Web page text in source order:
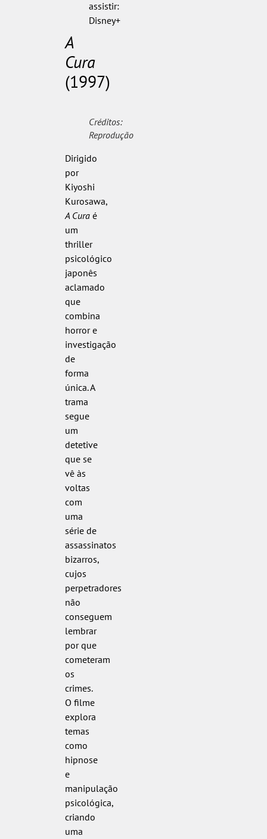
assistir:
Disney+
A
Cura
(1997)
Créditos:
Reprodução
Dirigido
por
Kiyoshi
Kurosawa,
A Curaé
um
thriller
psicológico
japonês
aclamado
que
combina
horror e
investigação
de
forma
única. A
trama
segue
um
detetive
que se
vê às
voltas
com
uma
série de
assassinatos
bizarros,
cujos
perpetradores
não
conseguem
lembrar
por que
cometeram
os
crimes.
O filme
explora
temas
como
hipnose
e
manipulação
psicológica,
criando
uma